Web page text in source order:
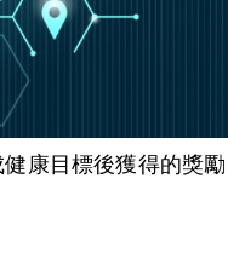
康目標後獲得的獎勵